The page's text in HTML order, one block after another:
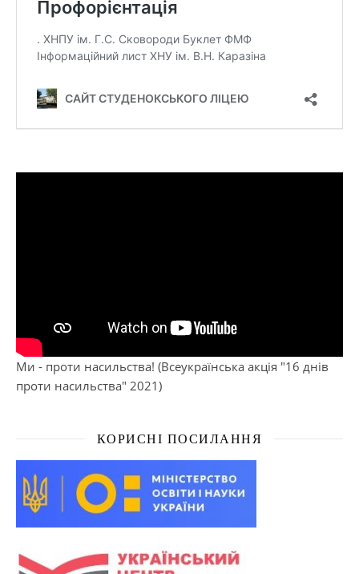
Ми - проти насильства! (Всеукраїнська акція "16 днів
проти насильства" 2021)
КОРИСНІ ПОСИЛАННЯ